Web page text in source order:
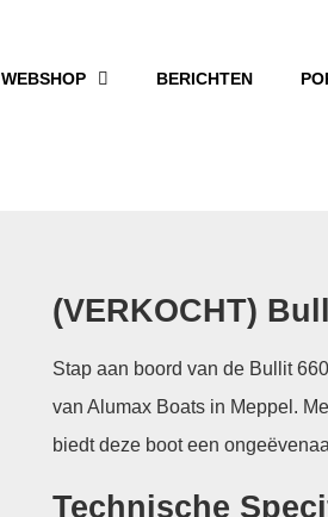
WEBSHOP BERICHTEN
(VERKOCHT)
Stap aan boord van de Bullit
van Alumax Boats in Meppel.
biedt deze boot een
Technische